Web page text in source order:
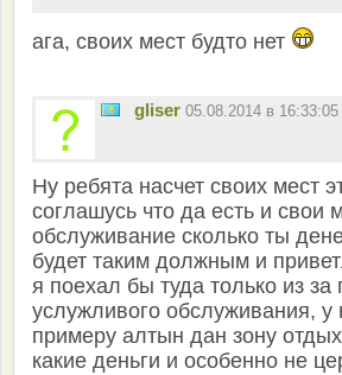
ага, своих мест будто нет
gliser 05.08.2014 в
Ну ребята насчет своих мест
соглашусь что да есть и свои
обслуживание сколько ты
будет таким должным и
я поехал бы туда только из за
услужливого обслуживания, у
примеру алтын дан зону
какие деньги и особенно не